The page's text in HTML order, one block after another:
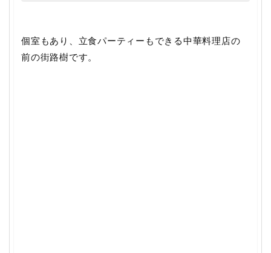
個室もあり、立食パーティーもできる中華料理店の
前の街路樹です。